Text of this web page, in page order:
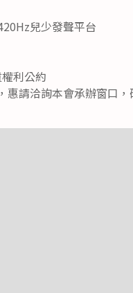
兒少發聲平台
利公約
請洽詢本會承辦窗口